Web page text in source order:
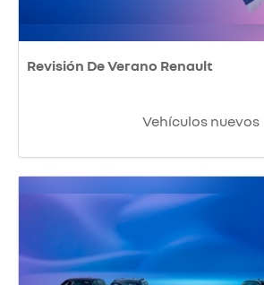
Revisión De Verano Renault
Vehículos nuevos